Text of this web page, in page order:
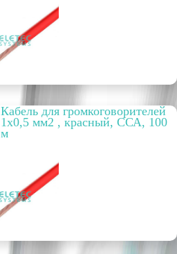
Кабель для громкоговорителей
1х0,5 мм2 , красный, ССА, 100
м